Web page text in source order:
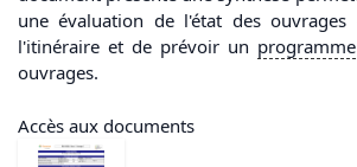
une évaluation de l'état des
l'itinéraire et de prévoir un programme
ouvrages.
Accès aux documents